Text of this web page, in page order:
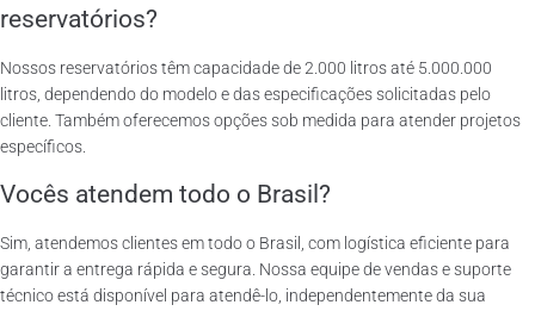
reservatórios?
Nossos reservatórios têm capacidade de 2.000 litros até 5.000.000
litros, dependendo do modelo e das especificações solicitadas pelo
cliente. Também oferecemos opções sob medida para atender projetos
específicos.
Vocês atendem todo o Brasil?
Sim, atendemos clientes em todo o Brasil, com logística eficiente para
garantir a entrega rápida e segura. Nossa equipe de vendas e suporte
técnico está disponível para atendê-lo, independentemente da sua